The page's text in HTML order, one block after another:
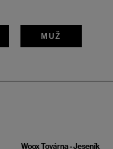
MUŽ
Woox Továrna - Jeseník